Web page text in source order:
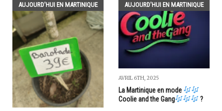
AUJOURD'HUI EN MARTINIQUE AUJOURD'HUI EN MARTINIQUE
AVRIL 6TH, 2025
La Martinique en mode
Coolie and the Gang
?